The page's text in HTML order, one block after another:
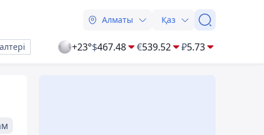
Алматы Қаз
+23°$467.48 €539.52 ₽5.73